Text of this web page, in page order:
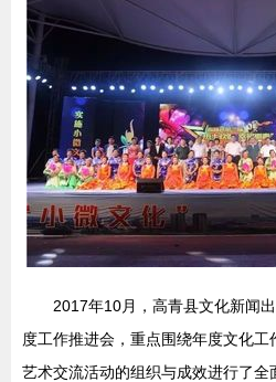
2017年10月，高青县文化新闻
度工作推进会，重点围绕年度文化
艺术交流活动的组织与成效进行了